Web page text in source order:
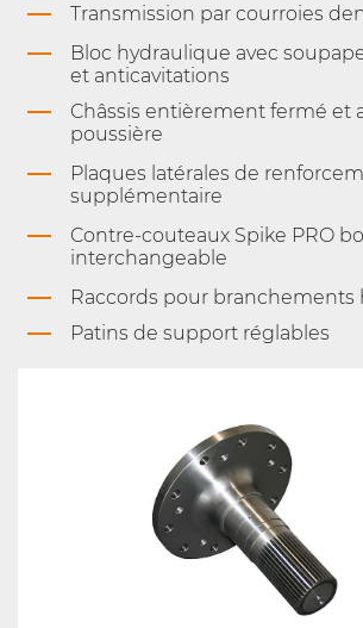
Transmission par courroies
Bloc hydraulique avec
et anticavitations
Châssis entièrement fermé et
poussière
Plaques latérales de
supplémentaire
Contre-couteaux Spike PRO
interchangeable
Raccords pour branchements
Patins de support réglables